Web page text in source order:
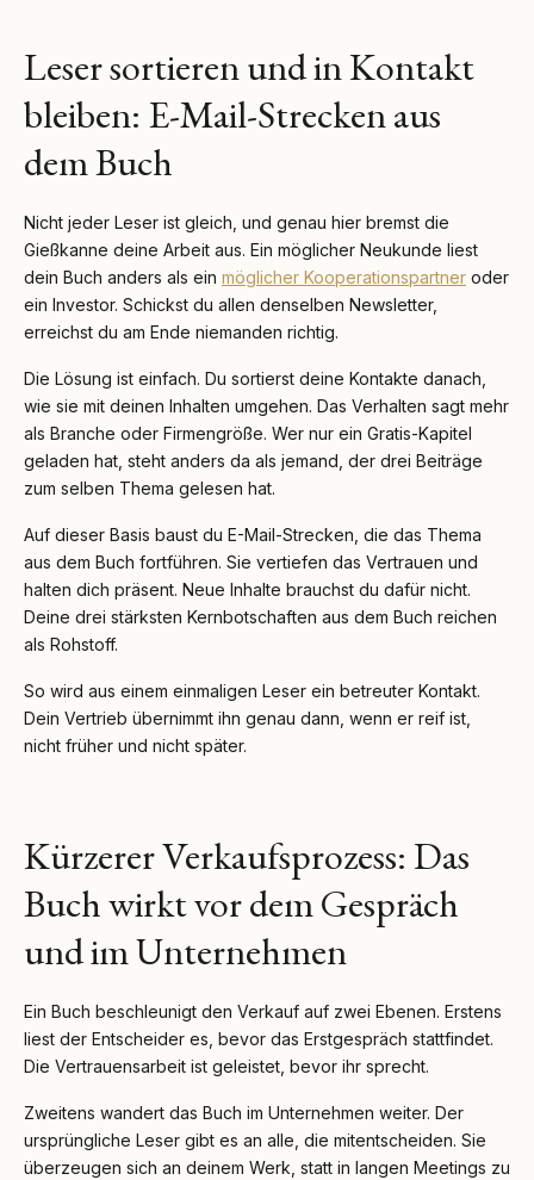
Leser sortieren und in Kontakt
bleiben: E-Mail-Strecken aus
dem Buch
Nicht jeder Leser ist gleich, und genau hier bremst die
Gießkanne deine Arbeit aus. Ein möglicher Neukunde liest
dein Buch anders als ein möglicher Kooperationspartner oder
ein Investor. Schickst du allen denselben Newsletter,
erreichst du am Ende niemanden richtig.
Die Lösung ist einfach. Du sortierst deine Kontakte danach,
wie sie mit deinen Inhalten umgehen. Das Verhalten sagt mehr
als Branche oder Firmengröße. Wer nur ein Gratis-Kapitel
geladen hat, steht anders da als jemand, der drei Beiträge
zum selben Thema gelesen hat.
Auf dieser Basis baust du E-Mail-Strecken, die das Thema
aus dem Buch fortführen. Sie vertiefen das Vertrauen und
halten dich präsent. Neue Inhalte brauchst du dafür nicht.
Deine drei stärksten Kernbotschaften aus dem Buch reichen
als Rohstoff.
So wird aus einem einmaligen Leser ein betreuter Kontakt.
Dein Vertrieb übernimmt ihn genau dann, wenn er reif ist,
nicht früher und nicht später.
Kürzerer Verkaufsprozess: Das
Buch wirkt vor dem Gespräch
und im Unternehmen
Ein Buch beschleunigt den Verkauf auf zwei Ebenen. Erstens
liest der Entscheider es, bevor das Erstgespräch stattfindet.
Die Vertrauensarbeit ist geleistet, bevor ihr sprecht.
Zweitens wandert das Buch im Unternehmen weiter. Der
ursprüngliche Leser gibt es an alle, die mitentscheiden. Sie
überzeugen sich an deinem Werk, statt in langen Meetings zu